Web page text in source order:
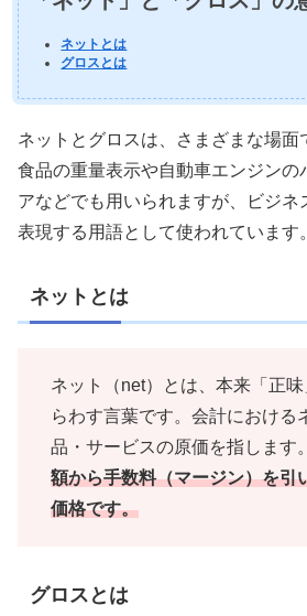
ネットとは
グロスとは
ネットとグロスは、さまざまな場面
食品の重量表示や自動車エンジンの
アなどでも用いられますが、ビジネ
表現する用語として使われています。
ネットとは
ネット（net）とは、本来「正
らわす言葉です。会計における
品・サービスの原価を指します
額から手数料（マージン）を引
価格です。
グロスとは